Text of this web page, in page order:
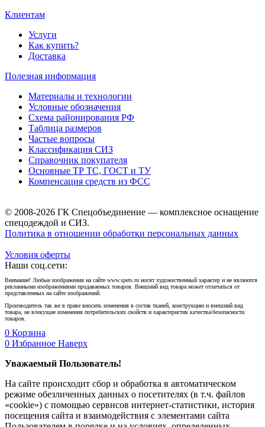
Клиентам
Услуги
Как купить?
Доставка
Полезная информация
Материалы и технологии
Условные обозначения
Схема районирования РФ
Таблица размеров
Частые вопросы
Классификация СИЗ
Справочник покупателя
Основные ТР ТС, ГОСТ и ТУ
Компенсация средств из ФСС
© 2008-2026 ГК Спецобъединение — комплексное оснащение
спецодеждой и СИЗ.
Политика в отношении обработки персональных данных
Условия оферты
Наши соц.сети:
Внимание! Любые изображения на сайте www.spets.ru носят художественный характер и не являются
рекламными изображениями продаваемых товаров. Внешний вид товара может отличаться от
представленных на сайте изображений.
Производитель так же в праве вносить изменения в состав тканей, конструкцию и внешний вид
товара, не влекущие изменения потребительских свойств и характеристик качества/безопасности
товаров.
0 Корзина
0 Избранное Наверх
Уважаемый Пользователь!
На сайте происходит сбор и обработка в автоматическом
режиме обезличенных данных о посетителях (в т.ч. файлов
«cookie») с помощью сервисов интернет-статистики, история
посещения сайта и взаимодействия с элементами сайта